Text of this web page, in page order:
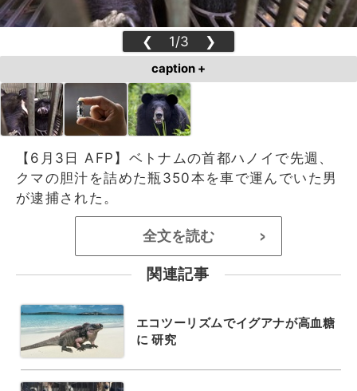
❮ 1/3 ❯
caption +
【6月3日 AFP】ベトナムの首都ハノイで先週、
クマの胆汁を詰めた瓶350本を車で運んでいた男
が逮捕された。
全文を読む >
関連記事
エコツーリズムでイグアナが高血糖
に 研究